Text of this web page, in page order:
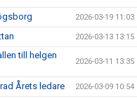
2026-03-19 11:03
2026-03-13 13:15
till helgen
2026-03-11 13:35
Årets ledare 2026-03-09 10:54